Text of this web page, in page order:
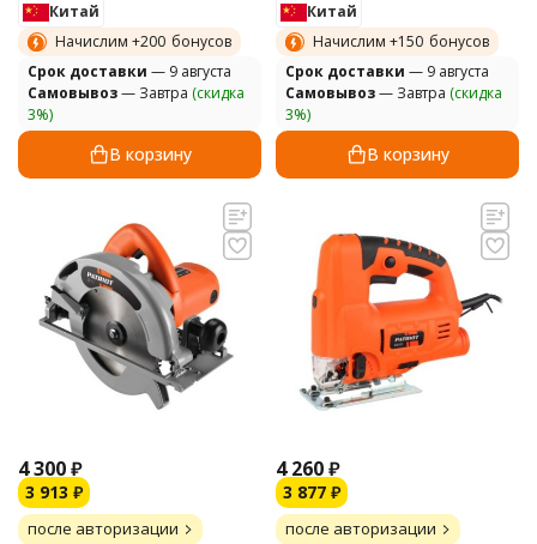
Китай
Начислим +200 бонусов
Cрок доставки — 9 августа
Самовывоз— Завтра (скидка
3%)
В корзину
Китай
Начислим +150 бонусов
Cрок доставки — 9 августа
Самовывоз— Завтра (скидка
3%)
В корзину
4 300₽
3 913 ₽
после авторизации
4 260₽
3 877 ₽
после авторизации